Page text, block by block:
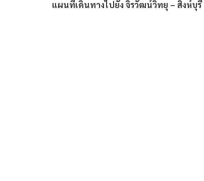
แผนที่เดินทางไปยัง จิรวัฒน์วิทยุ – สิงห์บุรี